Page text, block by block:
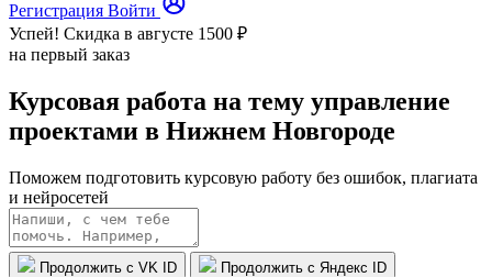
Регистрация Войти
Успей! Скидка в августе 1500 ₽
на первый заказ
Курсовая работа на тему управление
проектами в Нижнем Новгороде
Поможем подготовить курсовую работу без ошибок, плагиата
и нейросетей
Продолжить с VK ID Продолжить с Яндекс ID